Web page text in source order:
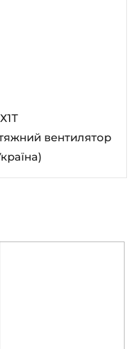
вентилятор